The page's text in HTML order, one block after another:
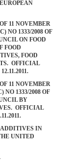
11 NOVEMBER
NO 1333/2008 OF
ON FOOD
FOOD
FOOD
OFFICIAL
11 NOVEMBER
1333/2008 OF
BY
OFFICIAL
ADDITIVES IN
UNITED